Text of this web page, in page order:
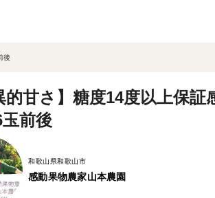
後
的甘さ】糖度14度以上保
前後
和歌山県和歌山市
感動果物農家山本農園